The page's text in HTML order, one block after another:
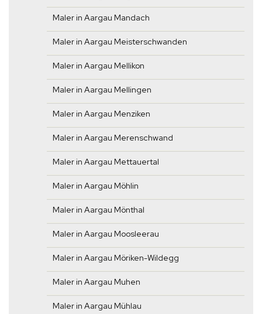
Maler in Aargau Mandach
Maler in Aargau Meisterschwanden
Maler in Aargau Mellikon
Maler in Aargau Mellingen
Maler in Aargau Menziken
Maler in Aargau Merenschwand
Maler in Aargau Mettauertal
Maler in Aargau Möhlin
Maler in Aargau Mönthal
Maler in Aargau Moosleerau
Maler in Aargau Möriken-Wildegg
Maler in Aargau Muhen
Maler in Aargau Mühlau